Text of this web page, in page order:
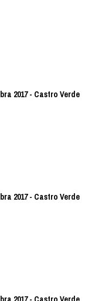
2017 - Castro Verde
2017 - Castro Verde